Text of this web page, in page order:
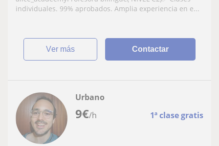
individuales. 99% aprobados. Amplia experiencia en e...
ver más Contactar
9€/h 1ª clase gratis
Urbano